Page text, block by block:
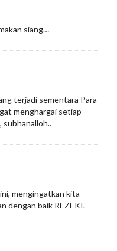
siang…
terjadi sementara Para
menghargai setiap
subhanalloh..
mengingatkan kita
dengan baik REZEKI.